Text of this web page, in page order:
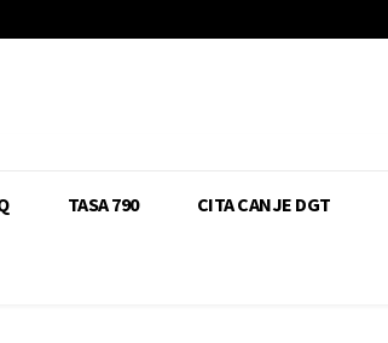
TASA 790 CITA CANJE DGT